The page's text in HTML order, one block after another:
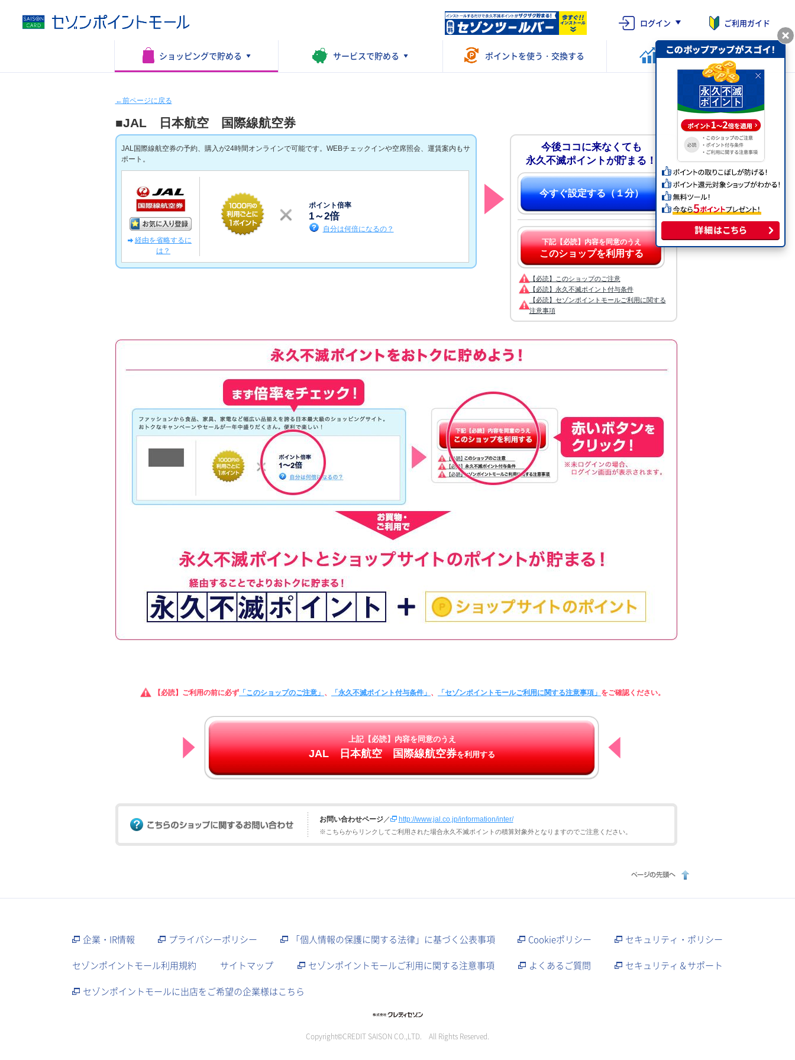
ログイン ご利用ガイド
ショッピングで貯める サービスで貯める ポイントを使う・交換する ポイントを運用する
←前ページに戻る
■JAL 日本航空 国際線航空券
JAL国際線航空券の予約、購入が24時間オンラインで可能です。WEBチェックインや空席照会、運賃案内もサ
ポート。
経由を省略するに
は？
ポイント倍率
1～2倍
自分は何倍になるの？
今後ココに来なくても
永久不滅ポイントが貯まる！
今すぐ設定する（１分）
下記【必読】内容を同意のうえ
このショップを利用する
【必読】このショップのご注意
【必読】永久不滅ポイント付与条件
【必読】セゾンポイントモールご利用に関する
注意事項
【必読】ご利用の前に必ず 「このショップのご注意」 、 「永久不滅ポイント付与条件」 、 「セゾンポイントモールご利用に関する注意事項」 をご確認ください。
上記【必読】内容を同意のうえ
JAL 日本航空 国際線航空券を利用する
お問い合わせページ／ http://www.jal.co.jp/information/inter/
※こちらからリンクしてご利用された場合永久不滅ポイントの積算対象外となりますのでご注意ください。
企業・IR情報 プライバシーポリシー 「個人情報の保護に関する法律」に基づく公表事項 Cookieポリシー
セキュリティ・ポリシー
セゾンポイントモール利用規約
サイトマップ セゾンポイントモールご利用に関する注意事項 よくあるご質問
セキュリティ＆サポート
セゾンポイントモールに出店をご希望の企業様はこちら
Copyright©CREDIT SAISON CO.,LTD. All Rights Reserved.